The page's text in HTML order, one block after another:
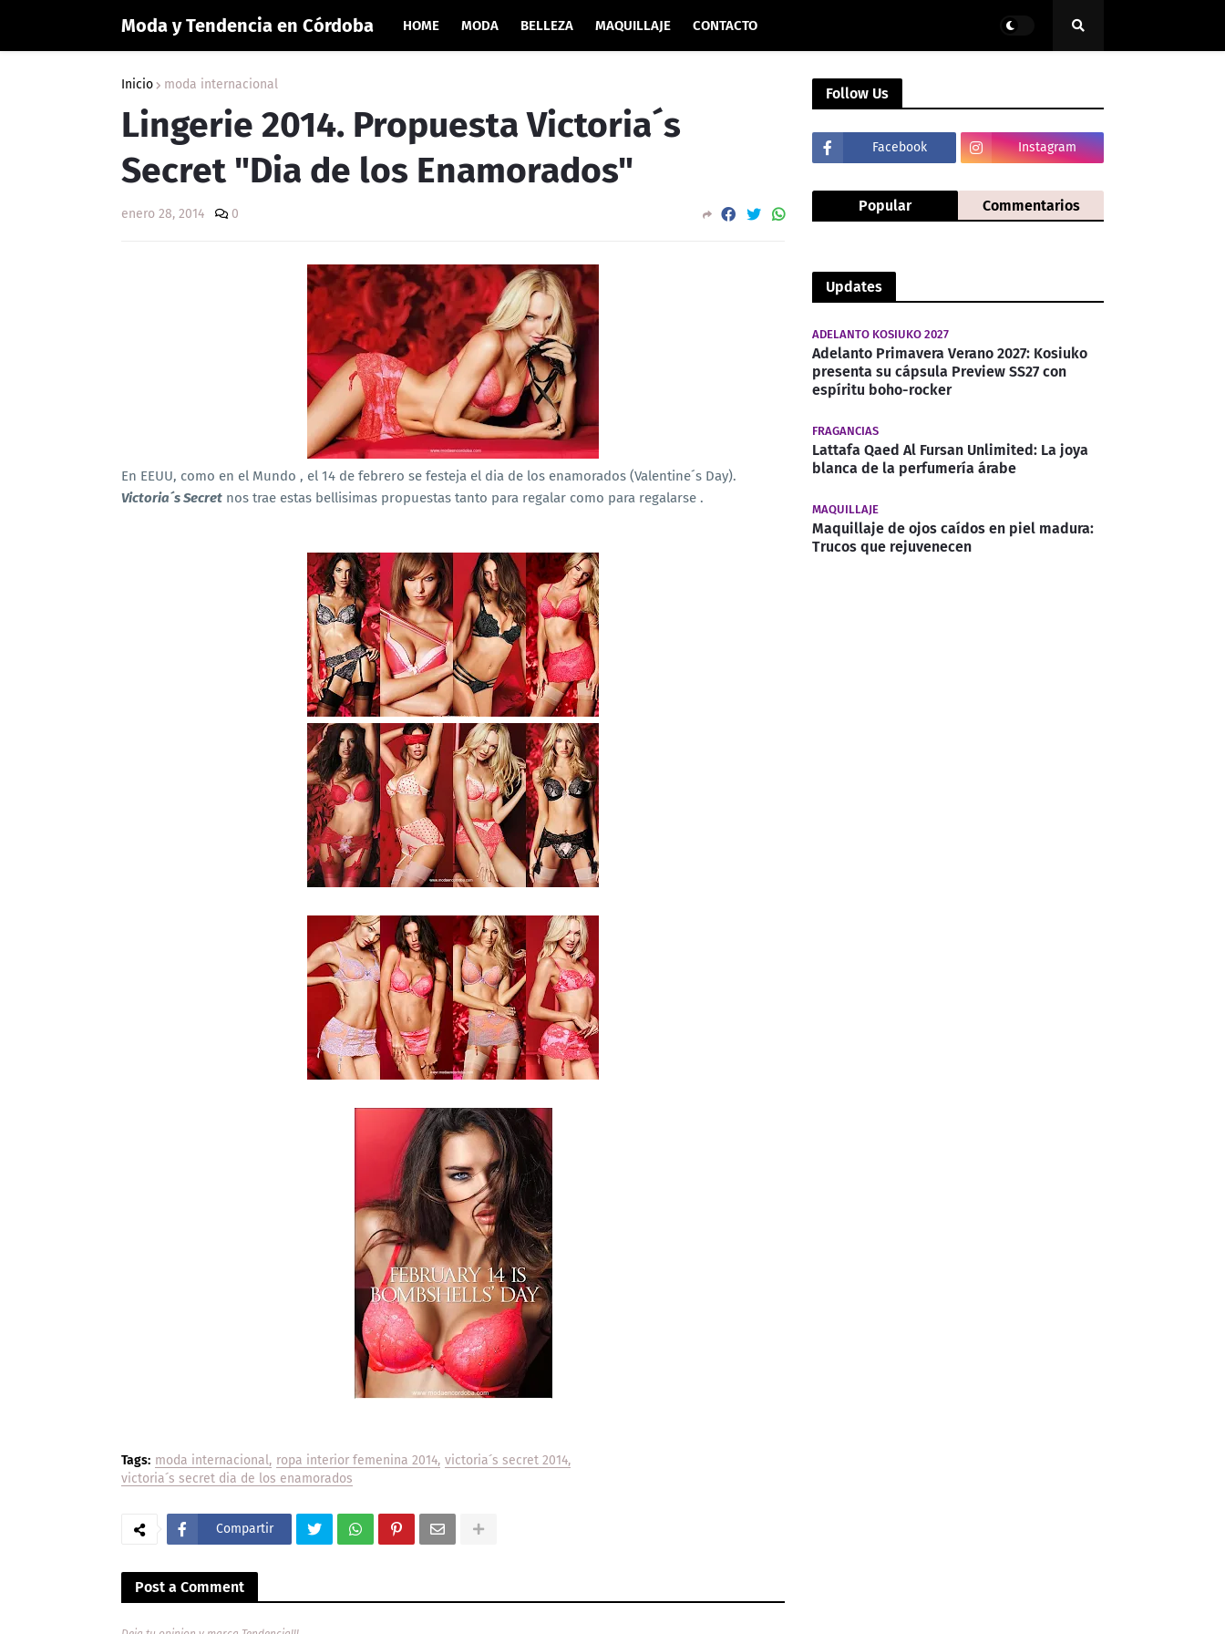
Moda y Tendencia en Córdoba HOME MODA BELLEZA MAQUILLAJE CONTACTO
Inicio moda internacional
Lingerie 2014. Propuesta Victoria´s
Secret "Dia de los Enamorados"
enero 28, 2014 0
En EEUU, como en el Mundo , el 14 de febrero se festeja el dia de los enamorados (Valentine´s Day).
Victoria´s Secret nos trae estas bellisimas propuestas tanto para regalar como para regalarse .
Tags: moda internacional ropa interior femenina 2014 victoria´s secret 2014
victoria´s secret dia de los enamorados
Compartir
Post a Comment
Follow Us
Facebook Instagram
Popular Commentarios
Updates
ADELANTO KOSIUKO 2027
Adelanto Primavera Verano 2027: Kosiuko
presenta su cápsula Preview SS27 con
espíritu boho-rocker
FRAGANCIAS
Lattafa Qaed Al Fursan Unlimited: La joya
blanca de la perfumería árabe
MAQUILLAJE
Maquillaje de ojos caídos en piel madura:
Trucos que rejuvenecen